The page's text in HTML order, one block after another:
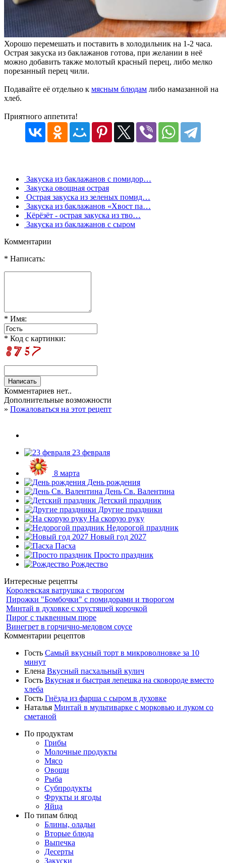
Хорошо перемешать и поставить в холодильник на 1-2 часа.
Острая закуска из баклажанов готова, при желании в неё
можно добавить также молотый красный перец, либо мелко
порезанный перец чили.
Подавайте её отдельно к мясным блюдам либо намазанной на
хлеб.
Приятного аппетита!
Закуска из баклажанов с помидор…
Закуска овощная острая
Острая закуска из зеленых помид…
Закуска из баклажанов «Хвост па…
Кёрёзёт - острая закуска из тво…
Закуска из баклажанов с сыром
Комментарии
* Написать:
* Имя:
* Код с картинки:
Комментариев нет..
Дополнительные возможности
» Пожаловаться на этот рецепт
23 февраля
8 марта
День рождения
День Св. Валентина
Детский праздник
Другие праздники
На скорую руку
Недорогой праздник
Новый год 2027
Пасха
Просто праздник
Рождество
Интересные рецепты
Королевская ватрушка с творогом
Пирожки "Бомбочки" с помидорами и творогом
Минтай в духовке с хрустящей корочкой
Пирог с тыквенным пюре
Винегрет в горчично-медовом соусе
Комментарии рецептов
Гость Самый вкусный торт в микроволновке за 10
минут
Елена Вкусный пасхальный кулич
Гость Вкусная и быстрая лепешка на сковороде вместо
хлеба
Гость Гнёзда из фарша с сыром в духовке
Наталья Минтай в мультиварке с морковью и луком со
сметаной
По продуктам
Грибы
Молочные продукты
Мясо
Овощи
Рыба
Субпродукты
Фрукты и ягоды
Яйца
По типам блюд
Блины, оладьи
Вторые блюда
Выпечка
Десерты
Закуски